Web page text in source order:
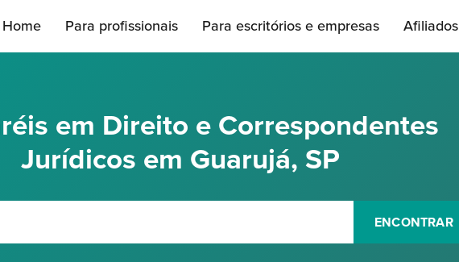
Home Para profissionais Para escritórios e empresas Afiliados
em Direito e Correspondentes
Jurídicos em Guarujá, SP
ENCONTRAR